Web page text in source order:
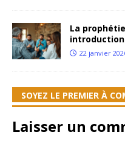
La
introduction
22 janvier
SOYEZ LE PREMIER À
Laisser un